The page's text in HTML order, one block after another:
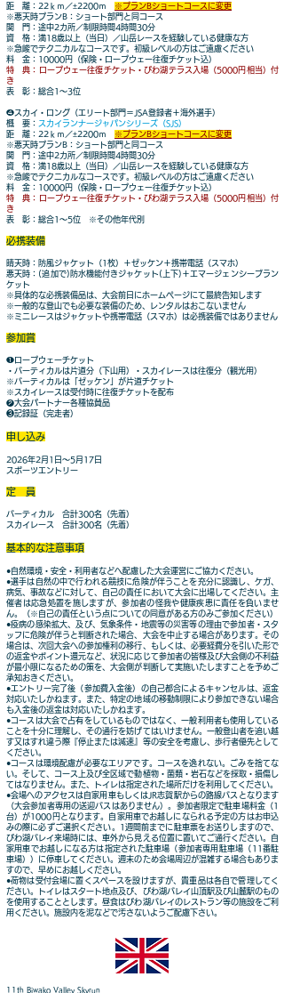
距 離：22ｋｍ／±2200ｍ
※プランBショートコースに変更
※悪天時プランB：ショート部門と同コース
関 門：途中2カ所／制限時間4時間30分
資 格：満18歳以上（当日）／山岳レースを経験している健康な方
※急峻でテクニカルなコースです。初級レベルの方はご遠慮ください
料 金：10000円（保険・ロープウェー往復チケット込）
特 典：ロープウェー往復チケット・びわ湖テラス入場（5000円相当）付
き
表 彰：総合1～3位
❹スカイ・ロング（エリート部門＝JSA登録者＋海外選手）
概 要： スカイランナージャパンシリーズ（SJS）
距 離：22ｋｍ／±2200ｍ
※プランBショートコースに変更
※悪天時プランB：ショート部門と同コース
関 門：途中2カ所／制限時間4時間30分
資 格：満18歳以上（当日）／山岳レースを経験している健康な方
※急峻でテクニカルなコースです。初級レベルの方はご遠慮ください
料 金：10000円（保険・ロープウェー往復チケット込）
特 典：ロープウェー往復チケット・びわ湖テラス入場（5000円相当）付
き
表 彰：総合1～5位 ※その他年代別
必携装備
晴天時：防風ジャケット（1枚）＋ゼッケン＋携帯電話（スマホ）
悪天時：(追加で)防水機能付きジャケット(上下)＋エマージェンシーブラン
ケット
※具体的な必携装備品は、大会前日にホームページにて最終告知します
※一般的な登山でも必要な装備のため、レンタルはおこないません
※ミニレースはジャケットや携帯電話（スマホ）は必携装備ではありません
参加賞
❶ロープウェーチケット
・バーティカルは片道分（下山用）・スカイレースは往復分（観光用）
※バーティカルは「ゼッケン」が片道チケット
※スカイレースは受付時に往復チケットを配布
❷大会パートナー各種協賛品
❸記録証（完走者）
申し込み
2026年2月1日～5月17日
スポーツエントリー
定 員
バーティカル 合計300名（先着）
スカイレース 合計300名（先着）
基本的な注意事項
●自然環境・安全・利用者などへ配慮した大会運営にご協力ください。
●選手は自然の中で行われる競技に危険が伴うことを充分に認識し、ケガ、
病気、事故などに対して、自己の責任において大会に出場してください。主
催者は応急処置を施しますが、参加者の怪我や健康疾患に責任を負いませ
ん。（※自己の責任という点についての同意がある方のみご参加ください）
●疫病の感染拡大、及び、気象条件・地震等の災害等の理由で参加者・スタ
ッフに危険が伴うと判断された場合、大会を中止する場合があります。その
場合は、次回大会への参加権利の移行、もしくは、必要経費分を引いた形で
の返金やポイント還元など、状況に応じて参加者の皆様及び大会側の不利益
が最小限になるための策を、大会側が判断して実施いたしますことを予めご
承知おきください。
●エントリー完了後（参加費入金後）の自己都合によるキャンセルは、返金
対応いたしかねます。また、特定の地域の移動制限により参加できない場合
も入金後の返金は対応いたしかねます。
●コースは大会で占有をしているものではなく、一般利用者も使用している
ことを十分に理解し、その通行を妨げてはいけません。一般登山者を追い越
す又はすれ違う際『停止または減速』等の安全を考慮し、歩行者優先として
ください。
●コースは環境配慮が必要なエリアです。コースを逸れない。ごみを捨てな
い。そして、コース上及び全区域で動植物・菌類・岩石などを採取・損傷し
てはなりません。また、トイレは指定された場所だけを利用してください。
●会場へのアクセスは自家用車もしくはJR志賀駅からの路線バスとなります
（大会参加者専用の送迎バスはありません）。参加者限定で駐車場料金（1
台）が1000円となります。自家用車でお越しになられる予定の方はお申込
みの際に必ずご選択ください。1週間前までに駐車票をお送りしますので、
びわ湖バレイ来場時には、車外から見える位置に置いてご通行ください。自
家用車でお越しになる方は指定された駐車場（参加者専用駐車場（11番駐
車場））に停車してください。週末のため会場周辺が混雑する場合もありま
すので、早めにお越しください。
●荷物は受付会場に置くスペースを設けますが、貴重品は各自で管理してく
ださい。トイレはスタート地点及び、びわ湖バレイ山頂駅及び山麓駅のもの
を使用することとします。昼食はびわ湖バレイのレストラン等の施設をご利
用ください。施設内を泥などで汚さないようご配慮下さい。​
11th Biwako Valley Skyrun